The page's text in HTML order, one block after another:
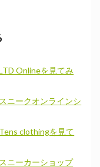
Onlineを見てみ
スニークオンラインシ
Tens clothingを見て
スニーカーショップ